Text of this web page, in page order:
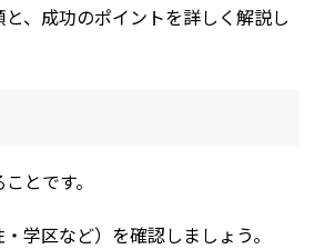
、成功のポイントを詳しく解説し
とです。
学区など）を確認しましょう。